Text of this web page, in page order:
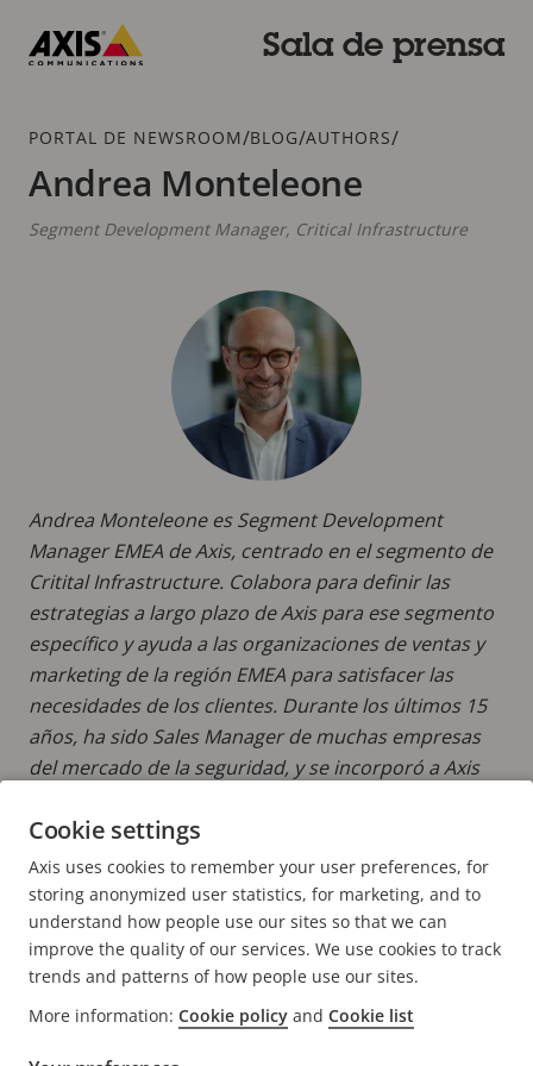
contenido
Sala de prensa
Breadcrumb
PORTAL DE NEWSROOM/BLOG/AUTHORS/
Andrea Monteleone
Andrea Monteleone es Segment Development
Manager EMEA de Axis, centrado en el segmento de
Critital Infrastructure. Colabora para definir las
estrategias a largo plazo de Axis para ese segmento
específico y ayuda a las organizaciones de ventas y
marketing de la región EMEA para satisfacer las
necesidades de los clientes. Durante los últimos 15
años, ha sido Sales Manager de muchas empresas
del mercado de la seguridad, y se incorporó a Axis
escalando, esquiando o en parapente en el corazón
de los Alpes italianos.
Segment Development Manager, Critical Infrastructure
FOOTER
CONTACTO
Cookie settings
Axis uses cookies to remember your user preferences, for
storing anonymized user statistics, for marketing, and to
understand how people use our sites so that we can
improve the quality of our services. We use cookies to track
trends and patterns of how people use our sites.
More information: Cookie policy and Cookie list